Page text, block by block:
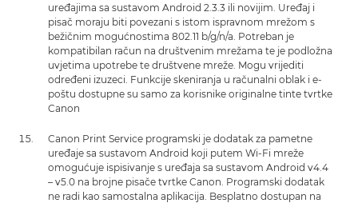
uređajima sa sustavom Android 2.3.3 ili novijim. Uređaj i
pisač moraju biti povezani s istom ispravnom mrežom s
bežičnim mogućnostima 802.11 b/g/n/a. Potreban je
kompatibilan račun na društvenim mrežama te je podložna
uvjetima upotrebe te društvene mreže. Mogu vrijediti
određeni izuzeci. Funkcije skeniranja u računalni oblak i e-
poštu dostupne su samo za korisnike originalne tinte tvrtke
Canon
Canon Print Service programski je dodatak za pametne
uređaje sa sustavom Android koji putem Wi-Fi mreže
omogućuje ispisivanje s uređaja sa sustavom Android v4.4
– v5.0 na brojne pisače tvrtke Canon. Programski dodatak
ne radi kao samostalna aplikacija. Besplatno dostupan na